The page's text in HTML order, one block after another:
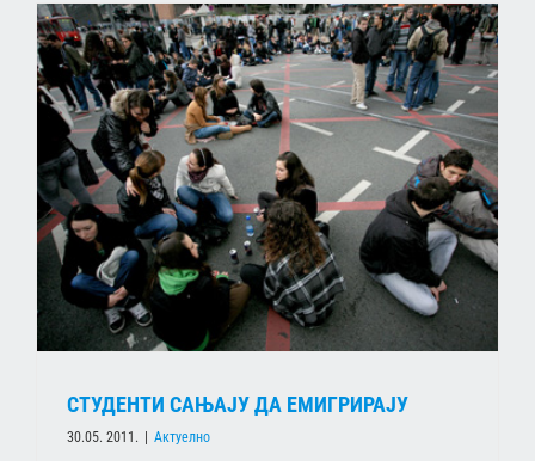
СТУДЕНТИ САЊАЈУ ДА ЕМИГРИРАЈУ
30.05. 2011. | Актуелно